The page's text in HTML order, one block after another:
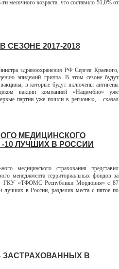
месячного возраста, что составило 51,0% от
2017-2018
здравоохранения РФ Сергея Краевого,
эпидемий гриппа. В этом сезоне будут
вакцины, в которые будут включены антигены
вакцин компанией «Нацимбио» уже
партии уже пошли в регионы», - сказал
МЕДИЦИНСКОГО
ЛУЧШИХ В РОССИИ
медицинского страхования представил
менеджмента территориальных фондов за
ГКУ «ТФОМС Республики Мордовия» с 87
лучших в России, разделив места с пятое по
В